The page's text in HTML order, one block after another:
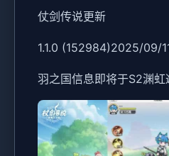
仗剑传说更新
1.1.0 (152984)2025/09/
羽之国信息即将于S2渊虹